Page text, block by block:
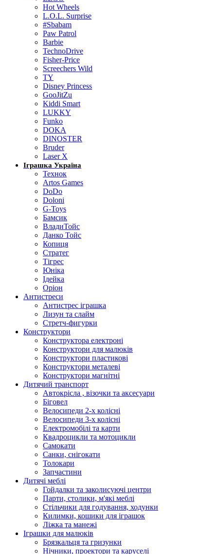
Hot Wheels
L.O.L. Surprise
#Sbabam
Paw Patrol
Barbie
TechnoDrive
Fisher-Price
Screechers Wild
TY
Disney Princess
GooJitZu
Kiddi Smart
LUKKY
Funko
DOKA
DINOSTER
Bruder
Laser X
Іграшка Україна
Технок
Artos Games
DoDo
Doloni
G-Toys
Бамсик
ВладиТойс
Данко Тойс
Копиця
Стратег
Тігрес
Юніка
Ідейка
Оріон
Антистреси
Антистрес іграшка
Лизун та слайм
Стретч-фигурки
Конструктори
Конструктора електроні
Конструктори для малюків
Конструктори пластикові
Конструктори металеві
Конструктори магнітні
Дитячий транспорт
Автокрісла , візочки та аксесуари
Біговел
Велосипеди 2-х колісні
Велосипеди 3-х колісні
Електромобілі та карти
Квадроцикли та мотоцикли
Самокати
Санки, снігокати
Толокари
Запчастини
Дитячі меблі
Гойдалки та заколисуючі центри
Парти, столики, м'які меблі
Стільчики для годування, ходунки
Килимки, кошики для іграшок
Ліжка та манежі
Іграшки для малюків
Брязкальця та гризунки
Нічники, проектори та каруселі